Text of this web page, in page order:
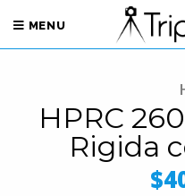
MENU
HPRC
Rigida